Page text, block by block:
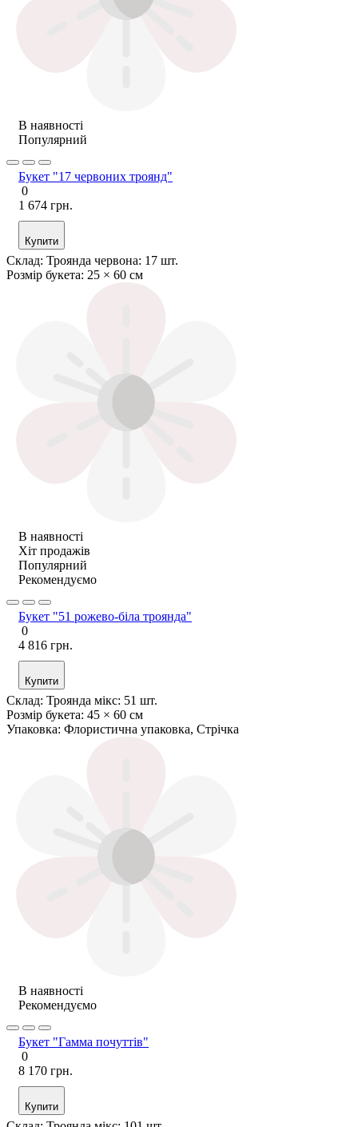
В наявності
Популярний
Букет "17 червоних троянд"
0
1 674 грн.
Купити
Склад: Троянда червона: 17 шт.
Розмір букета: 25 × 60 см
В наявності
Хіт продажів
Популярний
Рекомендуємо
Букет "51 рожево-біла троянда"
0
4 816 грн.
Купити
Склад: Троянда мікс: 51 шт.
Розмір букета: 45 × 60 см
Упаковка: Флористична упаковка, Стрічка
В наявності
Рекомендуємо
Букет "Гамма почуттів"
0
8 170 грн.
Купити